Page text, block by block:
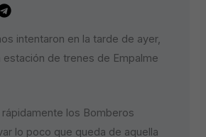
intentaron en la tarde de ayer,
estación de trenes de Empalme
los Bomberos
lo poco que queda de aquella